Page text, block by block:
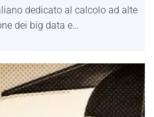
dedicato al calcolo ad alte
dei big data e…